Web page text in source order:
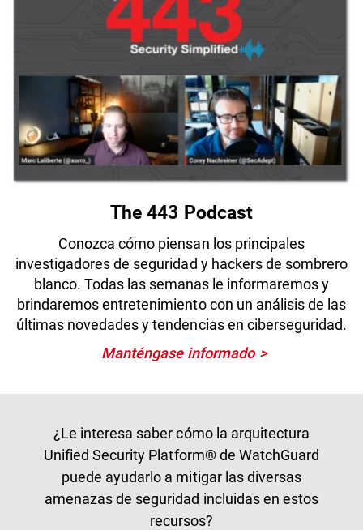
The 443 Podcast
Conozca cómo piensan los principales
investigadores de seguridad y hackers de sombrero
blanco. Todas las semanas le informaremos y
brindaremos entretenimiento con un análisis de las
últimas novedades y tendencias en ciberseguridad.
Manténgase informado
¿Le interesa saber cómo la arquitectura
Unified Security Platform® de WatchGuard
puede ayudarlo a mitigar las diversas
amenazas de seguridad incluidas en estos
recursos?